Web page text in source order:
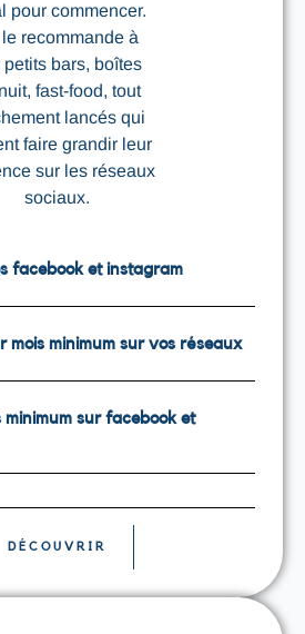
pour commencer.
recommande à
petits bars, boîtes
fast-food, tout
lancés qui
faire grandir leur
sur les réseaux
sociaux.
facebook et instagram
mois minimum sur vos réseaux
minimum sur facebook et
DÉCOUVRIR